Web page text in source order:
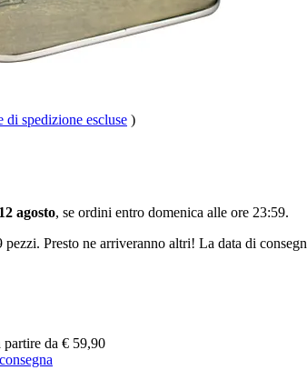
di spedizione escluse )
agosto, se ordini entro domenica alle ore 23:59.
Presto ne arriveranno altri! La data di
partire da € 59,90